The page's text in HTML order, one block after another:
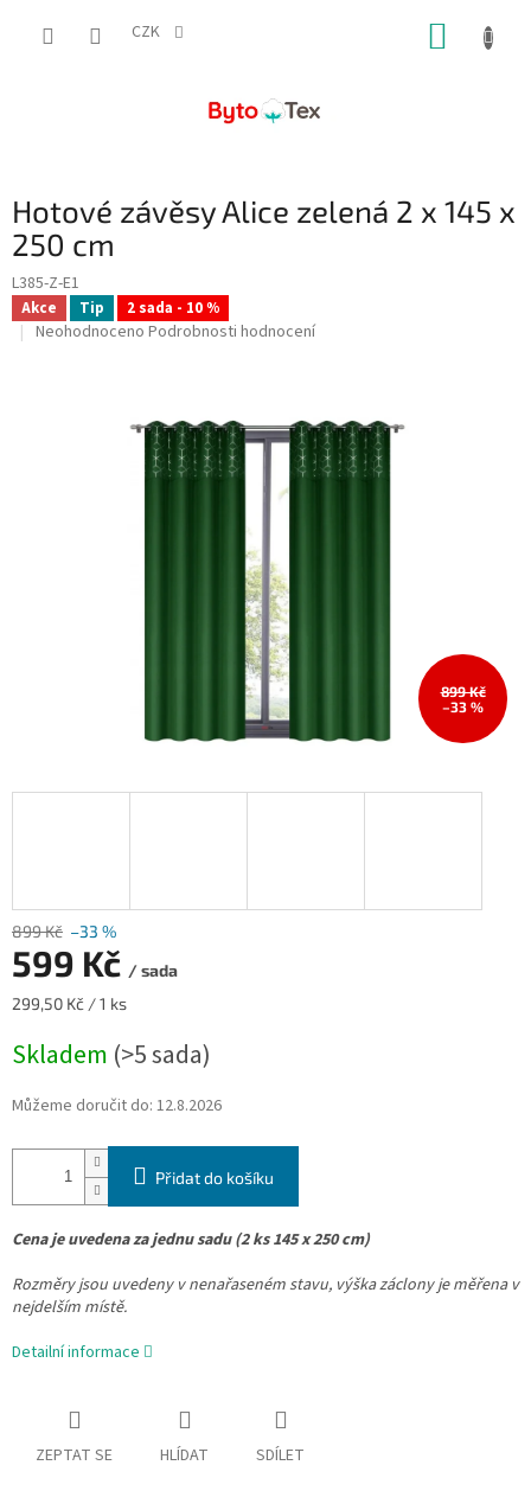
CZK
Hotové závěsy Alice zelená 2 x 145 x
250 cm
L385-Z-E1
Akce Tip 2 sada - 10 %
Průměrné
Neohodnoceno Podrobnosti hodnocení
899 Kč
–33 %
899 Kč –33 %
599 Kč / sada
Měrná
299,50 Kč / 1 ks
Skladem (>5 sada)
Můžeme doručit do: 12.8.2026
Přidat do košíku
Cena je uvedena za jednu sadu (2 ks 145 x 250 cm)
Rozměry jsou uvedeny v nenařaseném stavu, výška záclony je měřena v
nejdelším místě.
Detailní informace
ZEPTAT SE HLÍDAT SDÍLET